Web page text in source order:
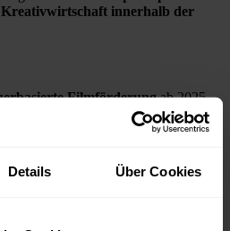
Details Über Cookies
innerhalb der
Filmförderungab 2025,
, insbesondere bezüglich
und einem möglichen
Fördermittel für die Film- und
ein und befürwortet Maßnahmen
Babelsberg. Sie plädiert für die